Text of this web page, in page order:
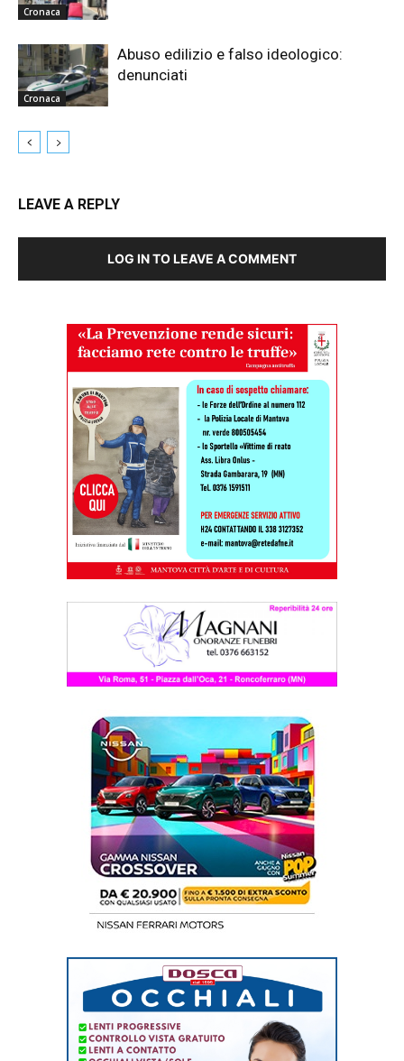
Cronaca
Cronaca
Abuso edilizio e falso ideologico:
denunciati
LEAVE A REPLY
LOG IN TO LEAVE A COMMENT